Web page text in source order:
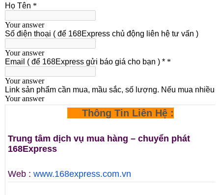
Thông Tin Liên Hệ :
Trung tâm dịch vụ mua hàng – chuyển phát
168Express
Web : www.168express.com.vn